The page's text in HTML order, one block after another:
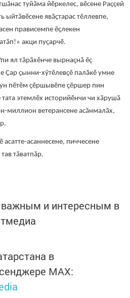
туйӑма йӗркелес, вӗсене Раҫҫей
ыйтӑвӗсене явӑҫтарас тĕллевпе,
прависемпе ĕҫлекен
акци пуҫарчӗ.
ял тӑрӑхĕнче вырнаҫнӑ ĕҫ
Ҫар ҫынни-хӳтĕлевҫĕ палӑкӗ умне
пӗтӗм ҫӗршывӗпе ҫӗршер пин
тата этемлӗх историйӗнчи чи хӑрушӑ
миллион ветерансене асӑнмалӑх,
асаннесене, пиччесене
тӑватпӑр.
и интересным в
в
MАХ: